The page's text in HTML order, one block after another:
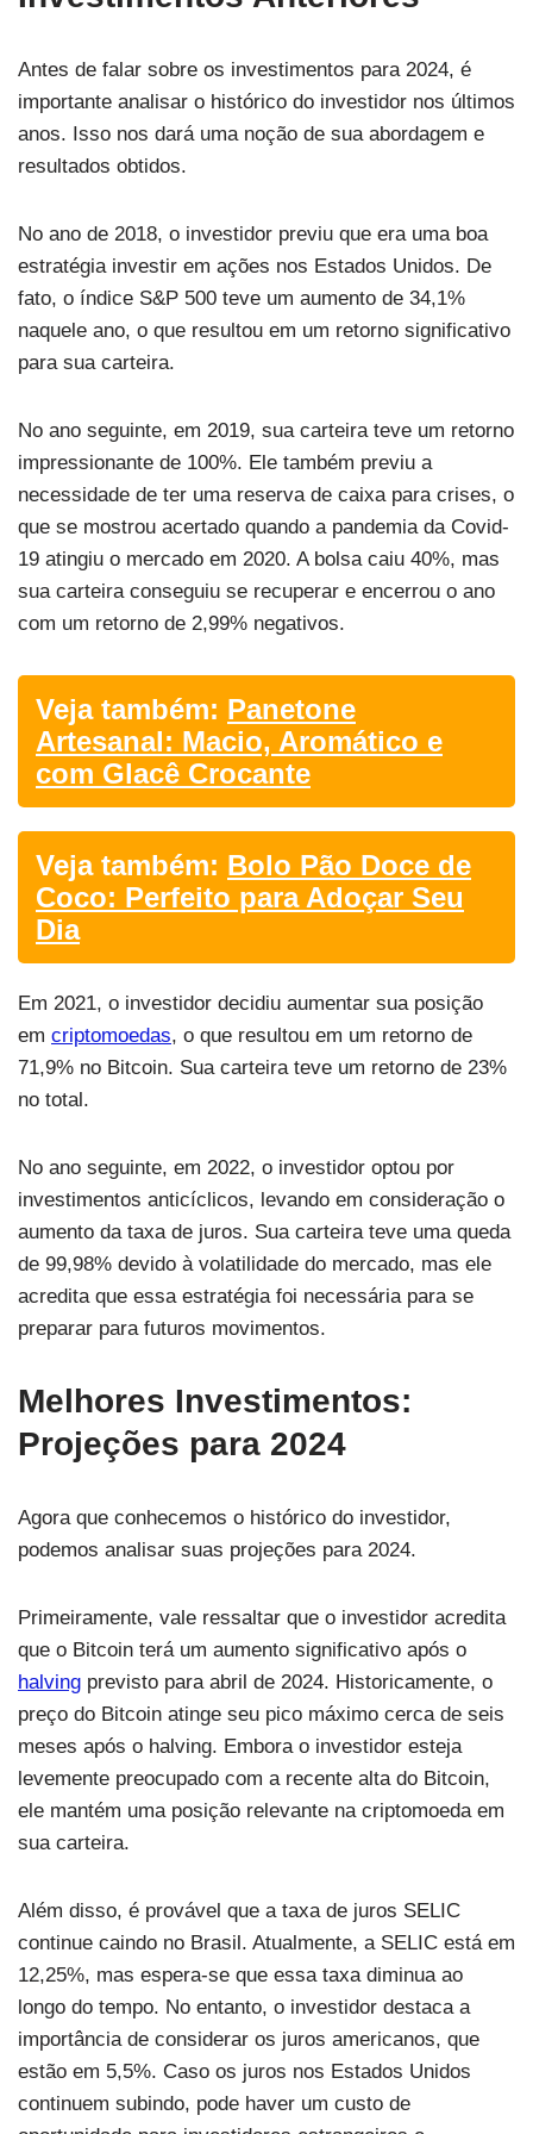
Antes de falar sobre os investimentos para 2024, é
importante analisar o histórico do investidor nos últimos
anos. Isso nos dará uma noção de sua abordagem e
resultados obtidos.
No ano de 2018, o investidor previu que era uma boa
estratégia investir em ações nos Estados Unidos. De
fato, o índice S&P 500 teve um aumento de 34,1%
naquele ano, o que resultou em um retorno significativo
para sua carteira.
No ano seguinte, em 2019, sua carteira teve um retorno
impressionante de 100%. Ele também previu a
necessidade de ter uma reserva de caixa para crises, o
que se mostrou acertado quando a pandemia da Covid-
19 atingiu o mercado em 2020. A bolsa caiu 40%, mas
sua carteira conseguiu se recuperar e encerrou o ano
com um retorno de 2,99% negativos.
Veja também: Panetone
Artesanal: Macio, Aromático e
com Glacê Crocante
Veja também: Bolo Pão Doce de
Coco: Perfeito para Adoçar Seu
Dia
Em 2021, o investidor decidiu aumentar sua posição
em criptomoedas, o que resultou em um retorno de
71,9% no Bitcoin. Sua carteira teve um retorno de 23%
no total.
No ano seguinte, em 2022, o investidor optou por
investimentos anticíclicos, levando em consideração o
aumento da taxa de juros. Sua carteira teve uma queda
de 99,98% devido à volatilidade do mercado, mas ele
acredita que essa estratégia foi necessária para se
preparar para futuros movimentos.
Melhores Investimentos:
Projeções para 2024
Agora que conhecemos o histórico do investidor,
podemos analisar suas projeções para 2024.
Primeiramente, vale ressaltar que o investidor acredita
que o Bitcoin terá um aumento significativo após o
halving previsto para abril de 2024. Historicamente, o
preço do Bitcoin atinge seu pico máximo cerca de seis
meses após o halving. Embora o investidor esteja
levemente preocupado com a recente alta do Bitcoin,
ele mantém uma posição relevante na criptomoeda em
sua carteira.
Além disso, é provável que a taxa de juros SELIC
continue caindo no Brasil. Atualmente, a SELIC está em
12,25%, mas espera-se que essa taxa diminua ao
longo do tempo. No entanto, o investidor destaca a
importância de considerar os juros americanos, que
estão em 5,5%. Caso os juros nos Estados Unidos
continuem subindo, pode haver um custo de